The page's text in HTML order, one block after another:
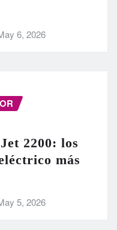
6, 2026
2200: los
más
5, 2026